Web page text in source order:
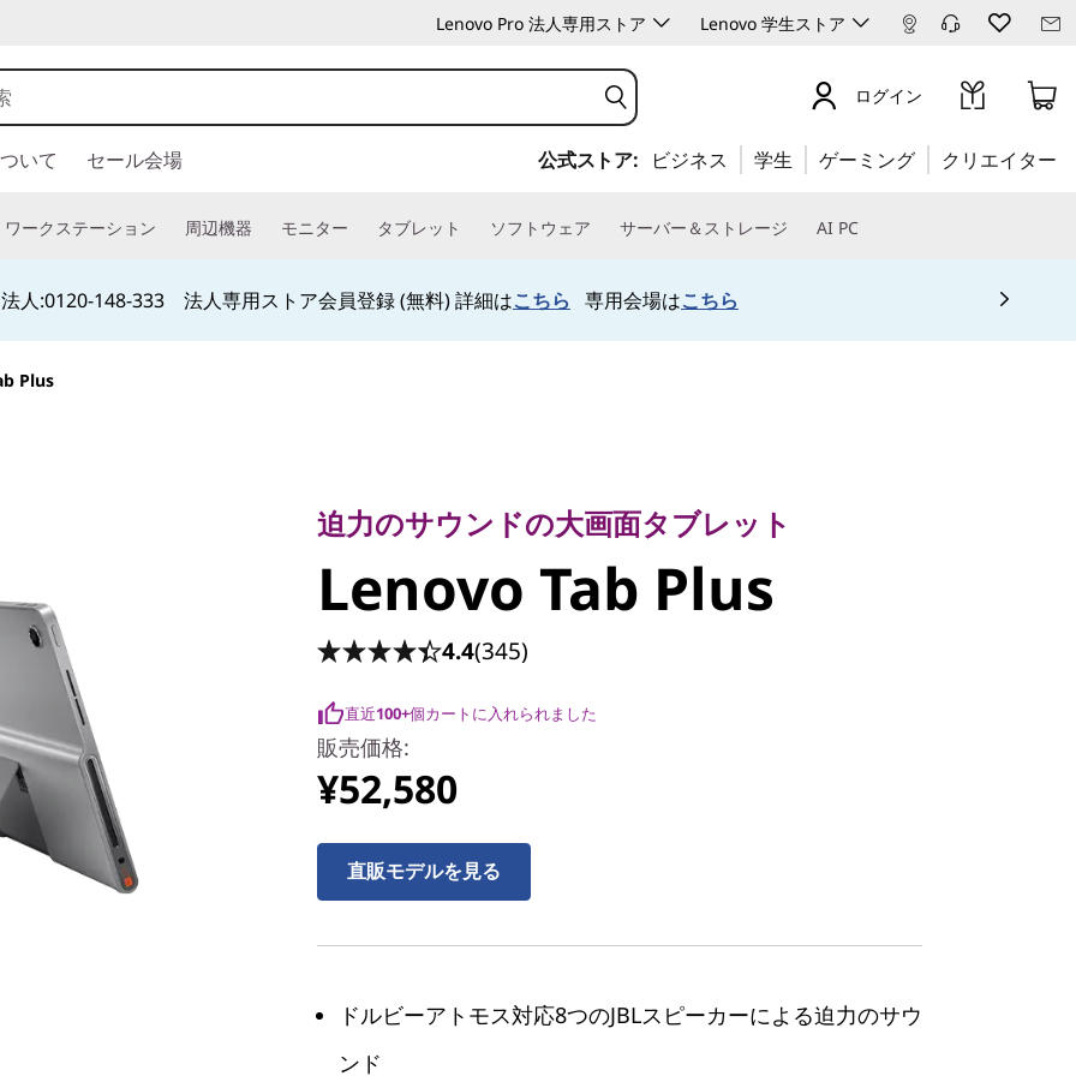
Lenovo Pro 法人専用ストア Lenovo 学生ストア
ログイン
いて セール会場 公式ストア: ビジネス 学生 ゲーミング クリエイター
ワークステーション 周辺機器 モニター タブレット ソフトウェア サーバー＆ストレージ AI PC
人:0120-148-333 法人専用ストア会員登録 (無料) 詳細はこちら 専用会場はこちら
Plus
Lenovo Tab Plus
迫力のサウンドの大画面タブレット
Lenovo Tab Plus
4.4(345)
直近100+個カートに入れられました
販売価格:
¥52,580
直販モデルを見る
ドルビーアトモス対応8つのJBLスピーカーによる迫力のサウ
ンド